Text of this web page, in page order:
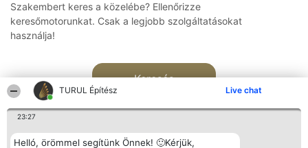
TURUL Építész Live chat
23:27
Helló, örömmel segítünk Önnek! 🙂Kérjük,
Szakembert keres a közelébe? Ellenőrizze
keresőmotorunkat. Csak a legjobb szolgáltatásokat
használja!
Keresés